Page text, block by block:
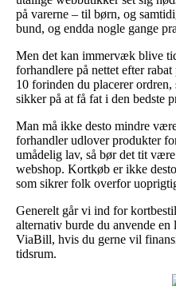
på varerne – til børn, og
bund, og endda nogle gange
Men det kan immervæk blive
forhandlere på nettet efter
10 forinden du placerer ordren,
sikker på at få fat i den bedste
Man må ikke desto mindre
forhandler udlover produkter
umådelig lav, så bør det tit
webshop. Kortkøb er ikke
som sikrer folk overfor
Generelt går vi ind for
alternativ burde du anvende
ViaBill, hvis du gerne vil
tidsrum.